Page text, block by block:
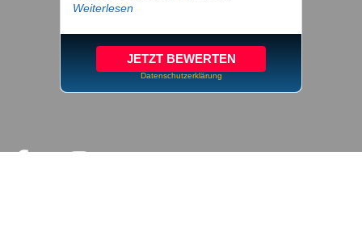
Weiterlesen
JETZT BEWERTEN
Datenschutzerklärung